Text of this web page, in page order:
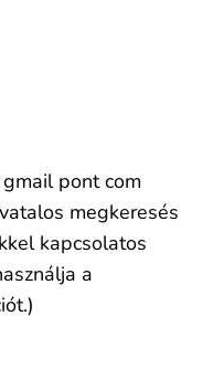
pont com
megkeresés
kapcsolatos
a